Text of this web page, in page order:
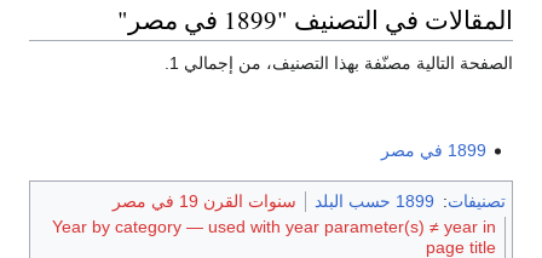
المقالات في التصنيف "1899 في مصر"
الصفحة التالية مصنّفة بهذا التصنيف، من إجمالي 1.
1899 في مصر
تصنيفات: 1899 حسب البلد
سنوات القرن 19 في مصر
Year by category — used with year parameter(s) ≠ year in
page title